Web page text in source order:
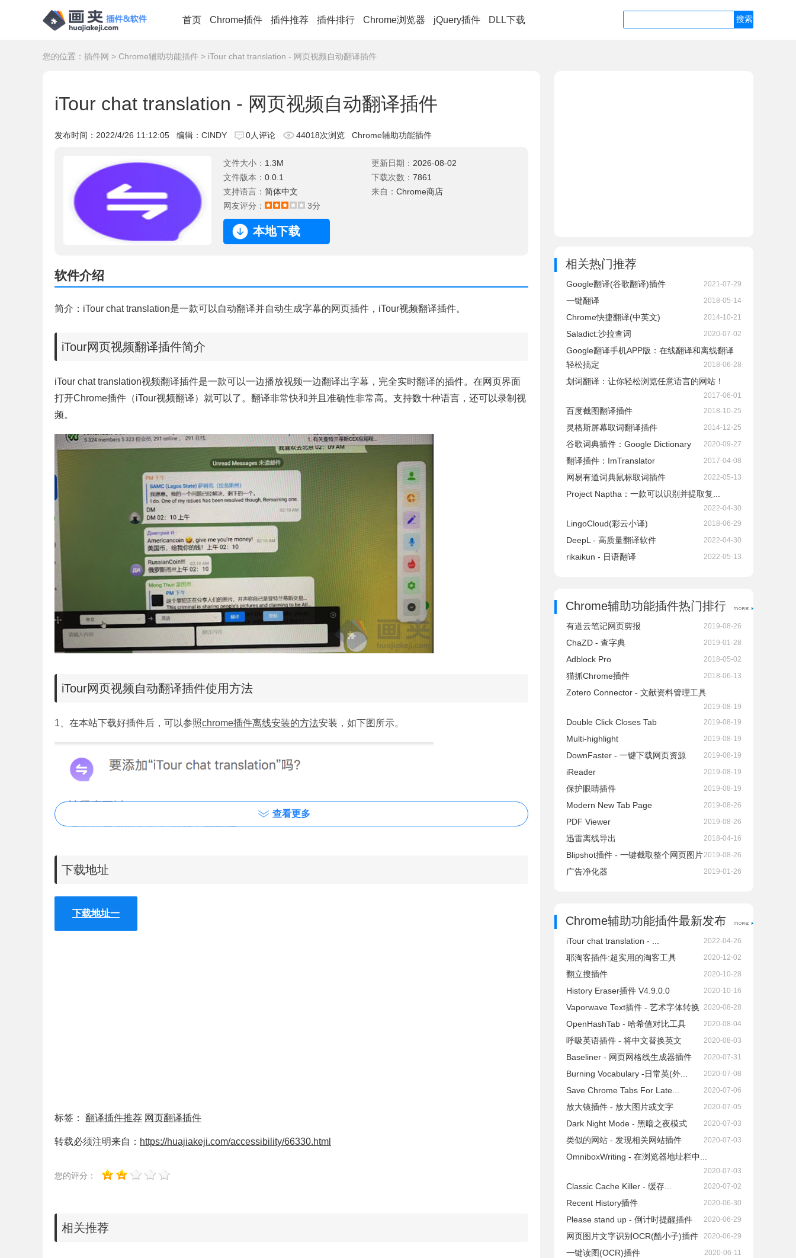
首页 Chrome插件 插件推荐 插件排行 Chrome浏览器 jQuery插件 DLL下载
您的位置： 插件网 > Chrome辅助功能插件 > iTour chat translation - 网页视频自动翻译插件
iTour chat translation - 网页视频自动翻译插件
发布时间： 2022/4/26 11:12:05 编辑：CINDY 0人评论 44018次浏览 Chrome辅助功能插件
文件大小： 1.3M
文件版本： 0.0.1
支持语言： 简体中文
网友评分：
3分
更新日期： 2026-08-02
下载次数： 7861
来自： Chrome商店
本地下载
软件介绍
简介：iTour chat translation是一款可以自动翻译并自动生成字幕的网页插件，iTour视频翻译插件。
iTour网页视频翻译插件简介
iTour chat translation视频翻译插件是一款可以一边播放视频一边翻译出字幕，完全实时翻译的插件。在网页界面
打开Chrome插件（iTour视频翻译）就可以了。翻译非常快和并且准确性非常高。支持数十种语言，还可以录制视
频。
iTour网页视频自动翻译插件使用方法
1、在本站下载好插件后，可以参照chrome插件离线安装的方法安装，如下图所示。
3、文字翻译也不在话下，用起来非常的方便。
查看更多
下载地址
下载地址一
标签： 翻译插件推荐 网页翻译插件
转载必须注明来自： https://huajiakeji.com/accessibility/66330.html
您的评分：
相关推荐
相关热门推荐
Google翻译(谷歌翻译)插件 2021-07-29
一键翻译 2018-05-14
Chrome快捷翻译(中英文) 2014-10-21
Saladict:沙拉查词 2020-07-02
Google翻译手机APP版：在线翻译和离线翻译
轻松搞定
2018-06-28
划词翻译：让你轻松浏览任意语言的网站！
2017-06-01
百度截图翻译插件 2018-10-25
灵格斯屏幕取词翻译插件 2014-12-25
谷歌词典插件：Google Dictionary 2020-09-27
翻译插件：ImTranslator 2017-04-08
网易有道词典鼠标取词插件 2022-05-13
Project Naptha：一款可以识别并提取复...
2022-04-30
LingoCloud(彩云小译) 2018-06-29
DeepL - 高质量翻译软件 2022-04-30
rikaikun - 日语翻译 2022-05-13
Chrome辅助功能插件热门排行
有道云笔记网页剪报 2019-08-26
ChaZD - 查字典 2019-01-28
Adblock Pro 2018-05-02
猫抓Chrome插件 2018-06-13
Zotero Connector - 文献资料管理工具
2019-08-19
Double Click Closes Tab 2019-08-19
Multi-highlight 2019-08-19
DownFaster - 一键下载网页资源 2019-08-19
iReader 2019-08-19
保护眼睛插件 2019-08-19
Modern New Tab Page 2019-08-26
PDF Viewer 2019-08-26
迅雷离线导出 2018-04-16
Blipshot插件 - 一键截取整个网页图片2019-08-26
广告净化器 2019-01-26
Chrome辅助功能插件最新发布
iTour chat translation - ... 2022-04-26
耶淘客插件:超实用的淘客工具 2020-12-02
翻立搜插件 2020-10-28
History Eraser插件 V4.9.0.0 2020-10-16
Vaporwave Text插件 - 艺术字体转换 2020-08-28
OpenHashTab - 哈希值对比工具 2020-08-04
呼吸英语插件 - 将中文替换英文 2020-08-03
Baseliner - 网页网格线生成器插件 2020-07-31
Burning Vocabulary -日常英(外... 2020-07-08
Save Chrome Tabs For Late... 2020-07-06
放大镜插件 - 放大图片或文字 2020-07-05
Dark Night Mode - 黑暗之夜模式 2020-07-03
类似的网站 - 发现相关网站插件 2020-07-03
OmniboxWriting - 在浏览器地址栏中...
2020-07-03
Classic Cache Killer - 缓存... 2020-07-02
Recent History插件 2020-06-30
Please stand up - 倒计时提醒插件 2020-06-29
网页图片文字识别OCR(酷小子)插件 2020-06-29
一键读图(OCR)插件 2020-06-11